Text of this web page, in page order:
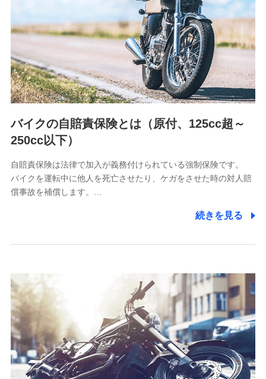
（https://www.nanairolife.co.jp/）
日本生命保険相互会社
（https://www.nissay.co.jp）
はなさく生命保険株式会社
（https://www.life8739.co.jp/）
マニュライフ生命保険株式会社
（https://www.manulife.co.jp/）
三井住友海上あいおい生命保険株式会社
メットライフ生命株式会社
(https://www.metlife.co.jp/)
メディケア生命保険株式会社
（https://www.medicarelife.com/）
■少額短期保険
SBIリスタ少額短期保険会社
(https://www.jishin.co.jp/)
スマートプラス少額短期保険株式会社
（https://www.smartplus-insurance.com/）
チューリッヒ少額短期保険株式会社
(https://www.zurichssi.co.jp/)
Tokio Marine X少額短期保険株式会社
(https://www.tokiomarine-x.co.jp/)
バイクの自賠責保険とは（原付、125cc超～
250cc以下）
自賠責保険は法律で加入が義務付けられている強制保険です。
バイクを運転中に他人を死亡させたり、ケガをさせた時の対人賠
償事故を補償します。…
続きを見る